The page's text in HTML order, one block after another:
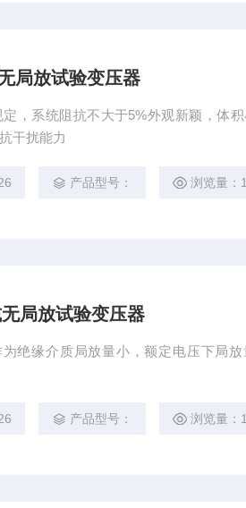
局放试验变压器
，系统阻抗不大于5%外观新颖，体
干扰能力
产品型号： 浏览量：
局放试验变压器
绝缘介质局放量小，额定电压下局
产品型号： 浏览量：